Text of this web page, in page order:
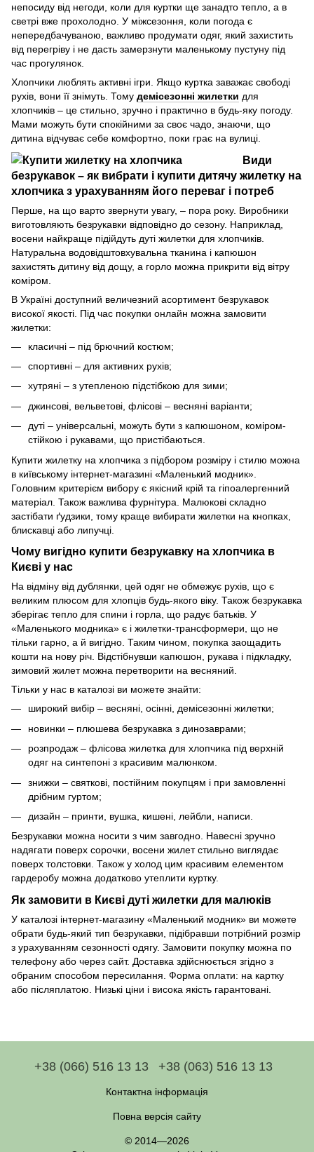
непосиду від негоди, коли для куртки ще занадто тепло, а в
светрі вже прохолодно. У міжсезоння, коли погода є
непередбачуваною, важливо продумати одяг, який захистить
від перегріву і не дасть замерзнути маленькому пустуну під
час прогулянок.
Хлопчики люблять активні ігри. Якщо куртка заважає свободі
рухів, вони її знімуть. Тому демісезонні жилетки для
хлопчиків – це стильно, зручно і практично в будь-яку погоду.
Мами можуть бути спокійними за своє чадо, знаючи, що
дитина відчуває себе комфортно, поки грає на вулиці.
Види
безрукавок – як вибрати і купити дитячу жилетку на
хлопчика з урахуванням його переваг і потреб
Перше, на що варто звернути увагу, – пора року. Виробники
виготовляють безрукавки відповідно до сезону. Наприклад,
восени найкраще підійдуть дуті жилетки для хлопчиків.
Натуральна водовідштовхувальна тканина і капюшон
захистять дитину від дощу, а горло можна прикрити від вітру
коміром.
В Україні доступний величезний асортимент безрукавок
високої якості. Під час покупки онлайн можна замовити
жилетки:
класичні – під брючний костюм;
спортивні – для активних рухів;
хутряні – з утепленою підстібкою для зими;
джинсові, вельветові, флісові – весняні варіанти;
дуті – універсальні, можуть бути з капюшоном, коміром-
стійкою і рукавами, що пристібаються.
Купити жилетку на хлопчика з підбором розміру і стилю можна
в київському інтернет-магазині «Маленький модник».
Головним критерієм вибору є якісний крій та гіпоалергенний
матеріал. Також важлива фурнітура. Малюкові складно
застібати ґудзики, тому краще вибирати жилетки на кнопках,
блискавці або липучці.
Чому вигідно купити безрукавку на хлопчика в
Києві у нас
На відміну від дублянки, цей одяг не обмежує рухів, що є
великим плюсом для хлопців будь-якого віку. Також безрукавка
зберігає тепло для спини і горла, що радує батьків. У
«Маленького модника» є і жилетки-трансформери, що не
тільки гарно, а й вигідно. Таким чином, покупка заощадить
кошти на нову річ. Відстібнувши капюшон, рукава і підкладку,
зимовий жилет можна перетворити на весняний.
Тільки у нас в каталозі ви можете знайти:
широкий вибір – весняні, осінні, демісезонні жилетки;
новинки – плюшева безрукавка з динозаврами;
розпродаж – флісова жилетка для хлопчика під верхній
одяг на синтепоні з красивим малюнком.
знижки – святкові, постійним покупцям і при замовленні
дрібним гуртом;
дизайн – принти, вушка, кишені, лейбли, написи.
Безрукавки можна носити з чим завгодно. Навесні зручно
надягати поверх сорочки, восени жилет стильно виглядає
поверх толстовки. Також у холод цим красивим елементом
гардеробу можна додатково утеплити куртку.
Як замовити в Києві дуті жилетки для малюків
У каталозі інтернет-магазину «Маленький модник» ви можете
обрати будь-який тип безрукавки, підібравши потрібний розмір
з урахуванням сезонності одягу. Замовити покупку можна по
телефону або через сайт. Доставка здійснюється згідно з
обраним способом пересилання. Форма оплати: на картку
або післяплатою. Низькі ціни і висока якість гарантовані.
+38 (066) 516 13 13 +38 (063) 516 13 13
Контактна інформація
Повна версія сайту
© 2014—2026